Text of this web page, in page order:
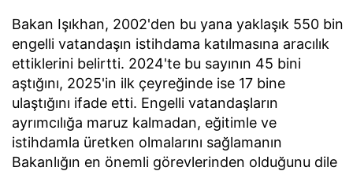
Bakan Işıkhan, 2002'den bu yana yaklaşık 550 bin
engelli vatandaşın istihdama katılmasına aracılık
ettiklerini belirtti. 2024'te bu sayının 45 bini
aştığını, 2025'in ilk çeyreğinde ise 17 bine
ulaştığını ifade etti. Engelli vatandaşların
ayrımcılığa maruz kalmadan, eğitimle ve
istihdamla üretken olmalarını sağlamanın
Bakanlığın en önemli görevlerinden olduğunu dile